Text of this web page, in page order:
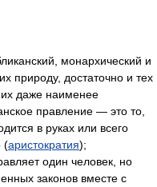
монархический и
природу, достаточно и тех
даже наименее
правление — это то,
в руках или всего
(аристократия);
один человек, но
законов вместе с